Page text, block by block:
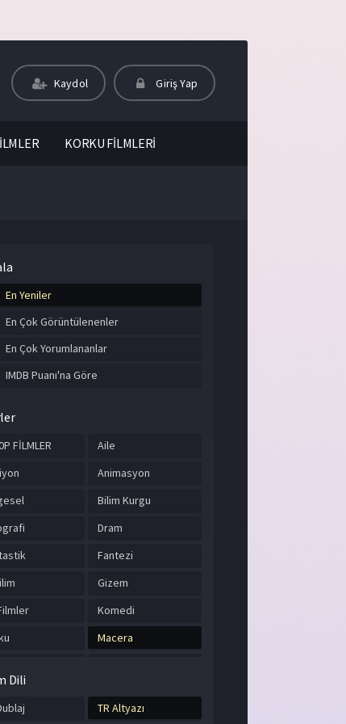
Kaydol Giriş Yap
KORKU FİLMLERİ
En Yeniler
En Çok Görüntülenenler
En Çok Yorumlananlar
IMDB Puanı'na Göre
FİLMLER
Aile
Animasyon
Bilim Kurgu
Dram
Fantezi
Gizem
Komedi
Macera
Tarih
Dili
TR Altyazı